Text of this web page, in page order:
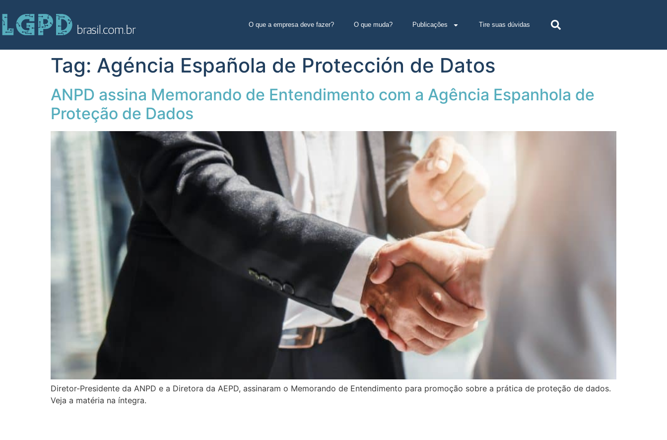
O que a empresa deve fazer? O que muda? Publicações Tire suas dúvidas
Tag: Agéncia Española de Protección de Datos
ANPD assina Memorando de Entendimento com a Agência Espanhola de
Proteção de Dados
Diretor-Presidente da ANPD e a Diretora da AEPD, assinaram o Memorando de Entendimento para promoção sobre a prática de proteção de dados.
Veja a matéria na íntegra.